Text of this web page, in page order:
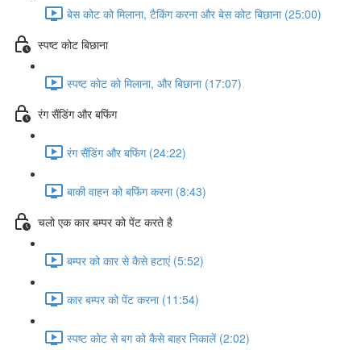
बेस कोट को मिलाना, टैकिंग करना और बेस कोट बिछाना (25:00)
स्पष्ट कोट बिछाना
स्पष्ट कोट को मिलाना, और बिछाना (17:07)
रंग सैंडिंग और बफिंग
रंग सैंडिंग और बफिंग (24:22)
बाकी वाहन को बफिंग करना (8:43)
चलो एक कार बम्पर को पेंट करते है
बम्पर को कार से कैसे हटाएं (5:52)
कार बम्पर को पेंट करना (11:54)
स्पष्ट कोट से बग को कैसे बाहर निकालें (2:02)